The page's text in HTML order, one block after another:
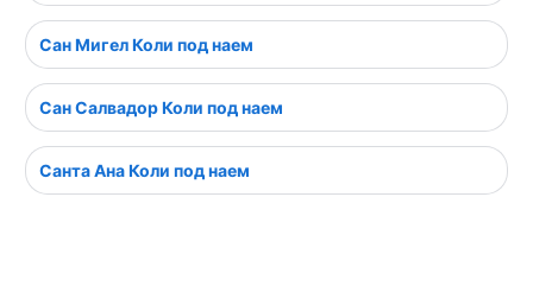
Сан Мигел Коли под наем
Сан Салвадор Коли под наем
Санта Ана Коли под наем